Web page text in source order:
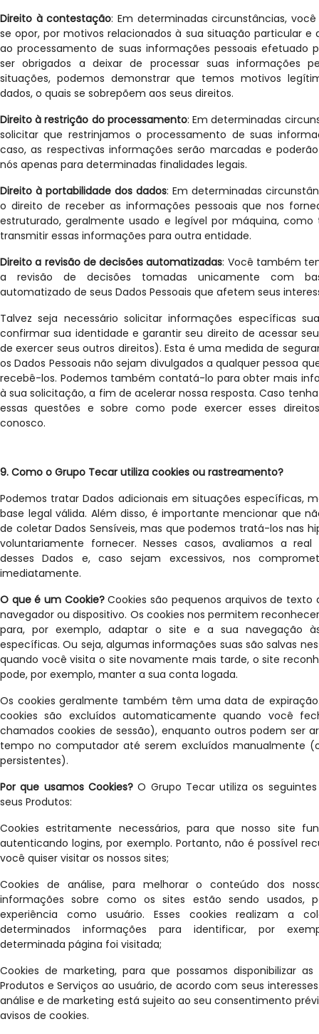
Direito à contestação: Em determinadas circunstâncias,
se opor, por motivos relacionados à sua situação particular e
ao processamento de suas informações pessoais efetuado
ser obrigados a deixar de processar suas informações
situações, podemos demonstrar que temos motivos
dados, o quais se sobrepõem aos seus direitos.
Direito à restrição do processamento: Em determinadas
solicitar que restrinjamos o processamento de suas
caso, as respectivas informações serão marcadas e
nós apenas para determinadas finalidades legais.
Direito à portabilidade dos dados: Em determinadas
o direito de receber as informações pessoais que nos
estruturado, geralmente usado e legível por máquina,
transmitir essas informações para outra entidade.
Direito a revisão de decisões automatizadas: Você também
a revisão de decisões tomadas unicamente com
automatizado de seus Dados Pessoais que afetem seus
Talvez seja necessário solicitar informações específicas
confirmar sua identidade e garantir seu direito de acessar
de exercer seus outros direitos). Esta é uma medida de
os Dados Pessoais não sejam divulgados a qualquer pessoa
recebê-los. Podemos também contatá-lo para obter mais
à sua solicitação, a fim de acelerar nossa resposta. Caso
essas questões e sobre como pode exercer esses
conosco.
9. Como o Grupo Tecar utiliza cookies ou rastreamento?
Podemos tratar Dados adicionais em situações específicas,
base legal válida. Além disso, é importante mencionar que
de coletar Dados Sensíveis, mas que podemos tratá-los nas
voluntariamente fornecer. Nesses casos, avaliamos a
desses Dados e, caso sejam excessivos, nos
imediatamente.
O que é um Cookie?Cookies são pequenos arquivos de texto
navegador ou dispositivo. Os cookies nos permitem
para, por exemplo, adaptar o site e a sua navegação
específicas. Ou seja, algumas informações suas são salvas
quando você visita o site novamente mais tarde, o site
pode, por exemplo, manter a sua conta logada.
Os cookies geralmente também têm uma data de
cookies são excluídos automaticamente quando você
chamados cookies de sessão), enquanto outros podem ser
tempo no computador até serem excluídos manualmente
persistentes).
Por que usamos Cookies?O Grupo Tecar utiliza os
seus Produtos:
Cookies estritamente necessários, para que nosso site
autenticando logins, por exemplo. Portanto, não é possível
você quiser visitar os nossos sites;
Cookies de análise, para melhorar o conteúdo dos
informações sobre como os sites estão sendo usados,
experiência como usuário. Esses cookies realizam a
determinados informações para identificar, por
determinada página foi visitada;
Cookies de marketing, para que possamos disponibilizar
Produtos e Serviços ao usuário, de acordo com seus
análise e de marketing está sujeito ao seu consentimento
avisos de cookies.